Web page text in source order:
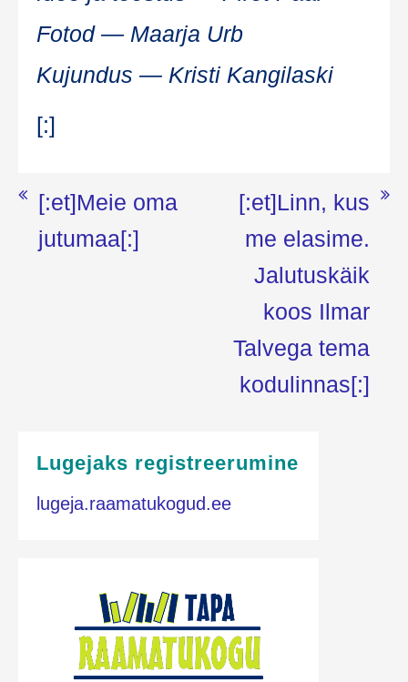
Fotod — Maar­ja Urb
Kujun­dus — Kris­ti Kangilaski
[:]
Navigeerimine
[:et]Meie oma
jutumaa[:]
[:et]Linn, kus
me elasime.
Jalutuskäik
koos Ilmar
Talvega tema
kodulinnas[:]
Lugejaks registreerumine
lugeja.raamatukogud.ee